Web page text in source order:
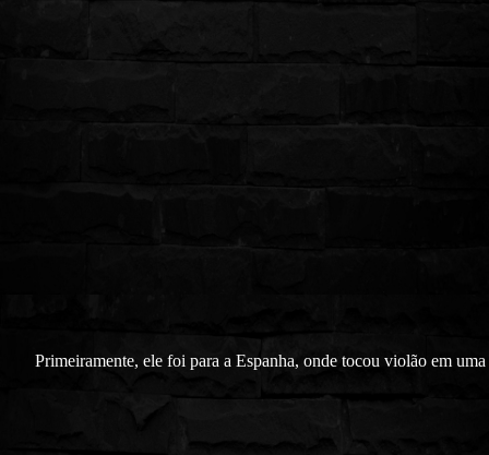
Primeiramente, ele foi para a Espanha, onde tocou violão em uma